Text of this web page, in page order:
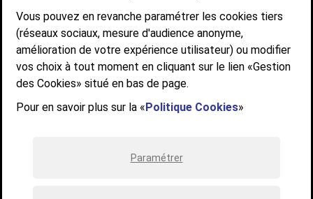
Vous pouvez en revanche paramétrer les cookies tiers
(réseaux sociaux, mesure d'audience anonyme,
amélioration de votre expérience utilisateur) ou modifier
vos choix à tout moment en cliquant sur le lien «Gestion
des Cookies» situé en bas de page.
Pour en savoir plus sur la «Politique Cookies»
Paramétrer
Communauté d'agglomération de Versailles
Grand Parc
6, AVENUE DE PARIS - CS 10922 - 78009 VERSAILLES CEDEX
STANDARD : 01 39 66 30 00 - OUVERT DU LUNDI AU VENDREDI DE 9H À